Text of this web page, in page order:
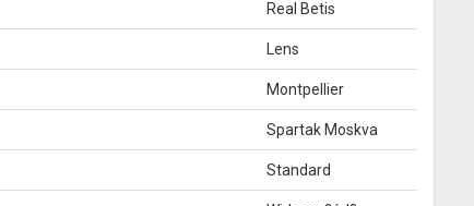
Real Betis
Lens
Montpellier
Spartak Moskva
Standard